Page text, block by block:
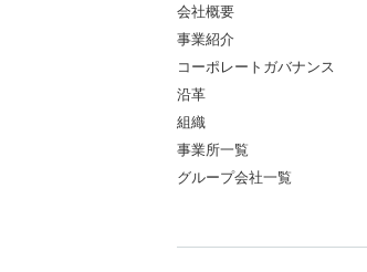
会社概要
事業紹介
コーポレートガバナンス
沿革
組織
事業所一覧
グループ会社一覧